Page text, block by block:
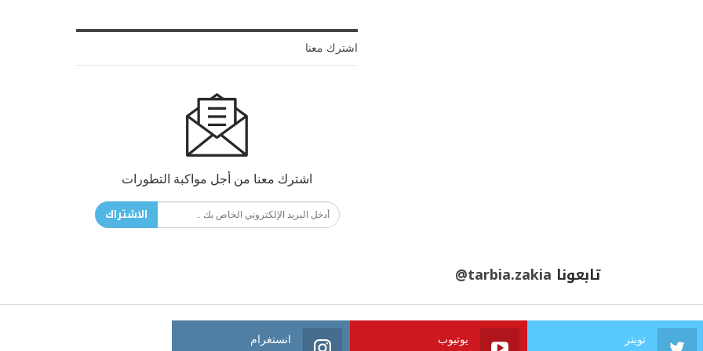
اشترك معنا
اشترك معنا من أجل مواكبة التطورات
الاشتراك
تابعونا @tarbia.zakia
تويتر يوتيوب انستغرام